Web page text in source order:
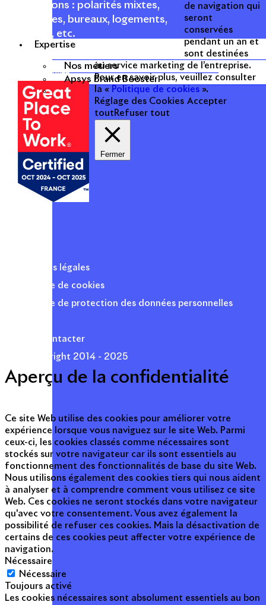
Expertise
Nos métiers
Apsys Brand Booster
les fonctions : polarités mixtes,
commerces, bureaux, logements,
hôtellerie, etc.
Une entreprise
certifiée
Mentions légales
Politique de cookies
Politique de protection des données personnelles
Nous contacter
© Copyright 2014 - 2025
de navigation qui
seront
conservées
pendant un an et
sont destinées
au service marketing de l’entreprise.
Pour en savoir plus, veuillez consulter
la « Politique de cookies ».
Réglage des Cookies Accepter
tout Refuser tout
Fermer
Aperçu de la confidentialité
Ce site Web utilise des cookies pour améliorer votre
expérience lorsque vous naviguez sur le site Web. Parmi
ceux-ci, les cookies classés comme nécessaires sont
stockés sur votre navigateur car ils sont essentiels au
fonctionnement des fonctionnalités de base du site Web.
Nous utilisons également des cookies tiers qui nous aident
à analyser et à comprendre comment vous utilisez ce site
Web. Ces cookies ne seront stockés dans votre navigateur
qu'avec votre consentement. Vous avez également la
possibilité de refuser ces cookies. Mais la désactivation de
certains de ces cookies peut affecter votre expérience de
navigation.
Nécessaire
Nécessaire
Toujours activé
Les cookies nécessaires sont absolument essentiels au bon